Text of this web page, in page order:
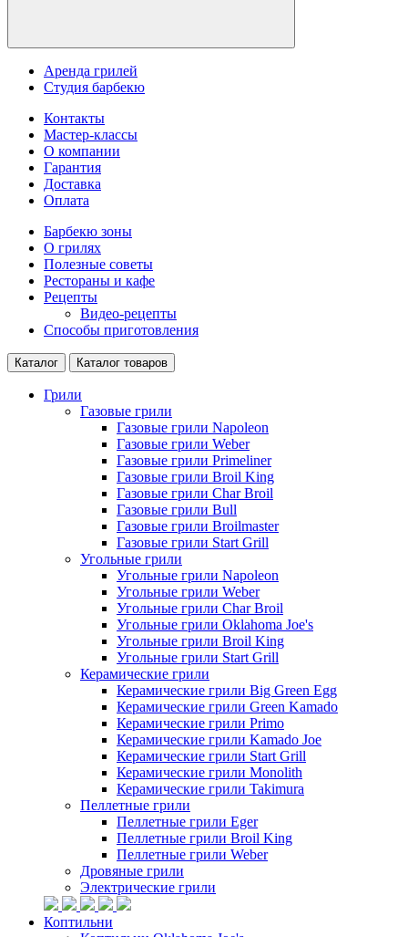
Аренда грилей
Студия барбекю
Контакты
Мастер-классы
О компании
Гарантия
Доставка
Оплата
Барбекю зоны
О грилях
Полезные советы
Рестораны и кафе
Рецепты
Видео-рецепты
Способы приготовления
Каталог Каталог товаров
Грили
Газовые грили
Газовые грили Napoleon
Газовые грили Weber
Газовые грили Primeliner
Газовые грили Broil King
Газовые грили Char Broil
Газовые грили Bull
Газовые грили Broilmaster
Газовые грили Start Grill
Угольные грили
Угольные грили Napoleon
Угольные грили Weber
Угольные грили Char Broil
Угольные грили Oklahoma Joe's
Угольные грили Broil King
Угольные грили Start Grill
Керамические грили
Керамические грили Big Green Egg
Керамические грили Green Kamado
Керамические грили Primo
Керамические грили Kamado Joe
Керамические грили Start Grill
Керамические грили Monolith
Керамические грили Takimura
Пеллетные грили
Пеллетные грили Eger
Пеллетные грили Broil King
Пеллетные грили Weber
Дровяные грили
Электрические грили
Коптильни